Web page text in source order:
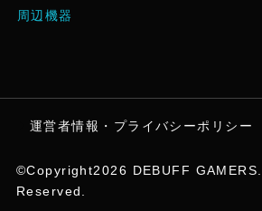
周辺機器
運営者情報・プライバシーポリシー
©Copyright2026 DEBUFF GAMERS
Reserved.